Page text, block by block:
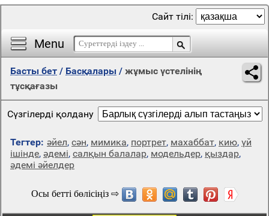
Menu
Сайт тілі:
Басты бет / Басқалары / жұмыс үстелінің
тұсқағазы
Сүзгілерді қолдану
Тегтер: әйел, сән, мимика, портрет, махаббат, кию, үй
ішінде, әдемі, салқын балалар, модельдер, қыздар,
әдемі әйелдер